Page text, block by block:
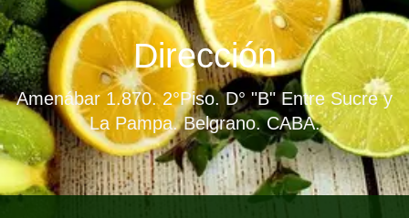
c
e
b
o
o
k
s
t
a
g
r
a
u
t
u
b
e
Dirección
Amenábar 1.870. 2°Piso. D° "B" Entre Sucre y
La Pampa. Belgrano. CABA.